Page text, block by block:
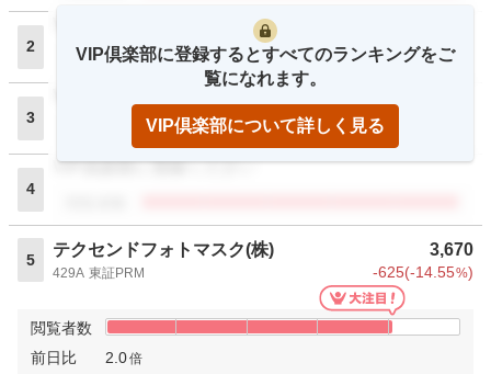
2
VIP倶楽部に登録ください
閲覧者数
3
4
VIP倶楽部に登録ください
5
テクセンドフォトマスク(株) 3,670
429A 東証PRM -625(-14.55%)
閲覧者数
前日比
2.0倍
VIP倶楽部に登録するとすべてのランキングをご
覧になれます。
VIP倶楽部について詳しく見る